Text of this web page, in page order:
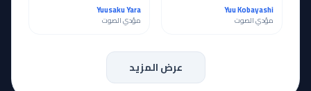
Yuu Kobayashi
مؤدي الصوت
Yuusaku Yara
مؤدي الصوت
عرض المزيد